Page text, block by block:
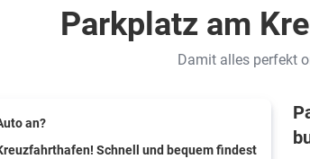
Parkplatz am
Damit alles perfekt
an?
Schnell und bequem findest